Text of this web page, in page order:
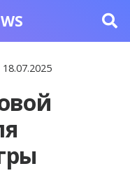
18.07.2025